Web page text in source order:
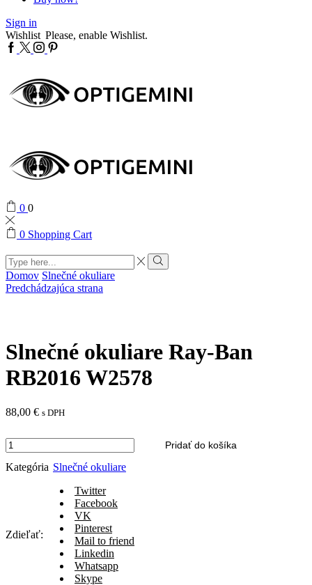
Sign in
Wishlist Please, enable Wishlist.
Facebook
Twitter
Instagram
Pinterest
0 0
0 Shopping Cart
Search
input
Search
Domov Slnečné okuliare
Predchádzajúca strana
Slnečné okuliare Ray-Ban
RB2016 W2578
88,00 € s DPH
množstvo
Slnečné
okuliare
Pridať do košíka
Kategória Slnečné okuliare
Zdieľať:
Twitter
Facebook
VK
Pinterest
Mail to friend
Linkedin
Whatsapp
Skype